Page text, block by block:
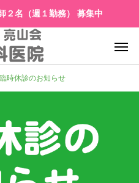
２名（週１勤務） 募集中
時休診のお知らせ